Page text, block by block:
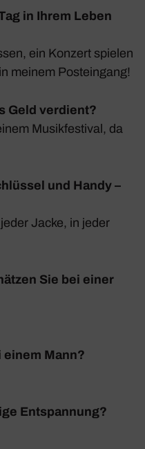
in Ihrem Leben
ein Konzert spielen
meinem Post­ein­gang!
Geld verdient?
Musik­fes­tival, da
und Handy –
Jacke, in jeder
Sie bei einer
Mann?
Entspannung?